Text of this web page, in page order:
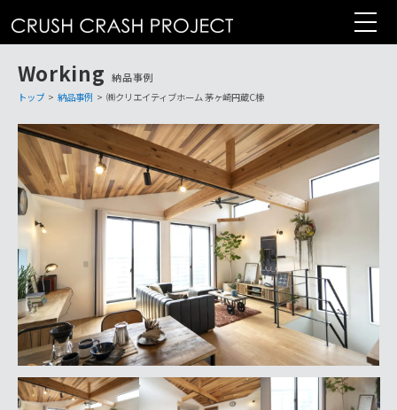
テ
Working 納品事例
トップ > 納品事例 > ㈱クリエイティブホーム 茅ヶ崎円蔵C棟